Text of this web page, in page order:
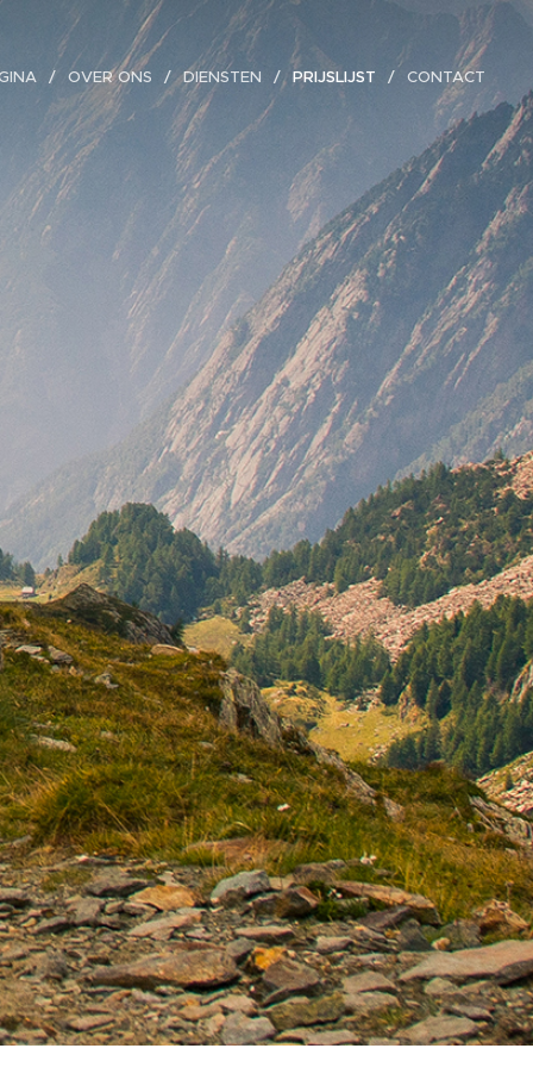
OVER ONS DIENSTEN PRIJSLIJST CONTACT